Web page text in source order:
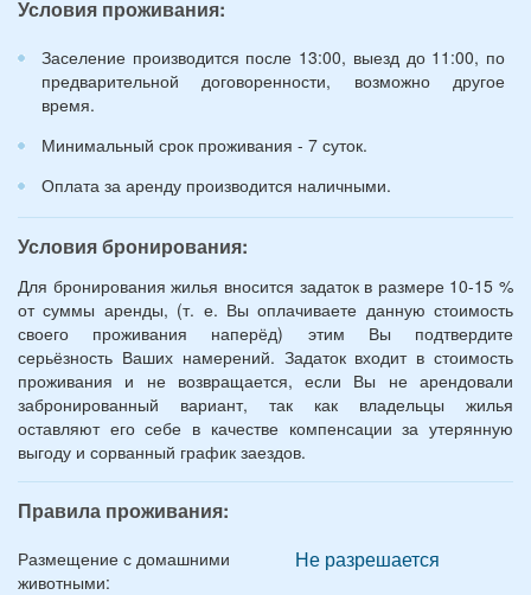
лет):
Условия проживания:
Заселение производится после 13:00, выезд до 11:00, по
предварительной договоренности, возможно другое
время.
Минимальный срок проживания - 7 суток.
Оплата за аренду производится наличными.
Условия бронирования:
Для бронирования жилья вносится задаток в размере 10-15 %
от суммы аренды, (т. е. Вы оплачиваете данную стоимость
своего проживания наперёд) этим Вы подтвердите
серьёзность Ваших намерений. Задаток входит в стоимость
проживания и не возвращается, если Вы не арендовали
забронированный вариант, так как владельцы жилья
оставляют его себе в качестве компенсации за утерянную
выгоду и сорванный график заездов.
Правила проживания:
Размещение с домашними
животными:
Не разрешается